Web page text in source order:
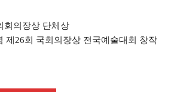
회의장상 단체상
제26회 국회의장상 전국예술대회 창작